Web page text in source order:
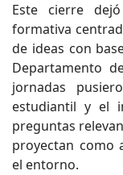
Este cierre
formativa
de ideas con
Departamento
jornadas
estudiantil y el
preguntas
proyectan como
el entorno.